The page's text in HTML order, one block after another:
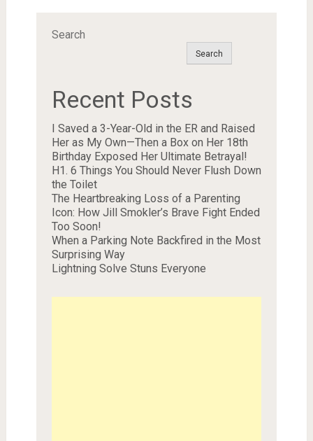
Search
Search
Recent Posts
I Saved a 3-Year-Old in the ER and Raised
Her as My Own—Then a Box on Her 18th
Birthday Exposed Her Ultimate Betrayal!
H1. 6 Things You Should Never Flush Down
the Toilet
The Heartbreaking Loss of a Parenting
Icon: How Jill Smokler’s Brave Fight Ended
Too Soon!
When a Parking Note Backfired in the Most
Surprising Way
Lightning Solve Stuns Everyone